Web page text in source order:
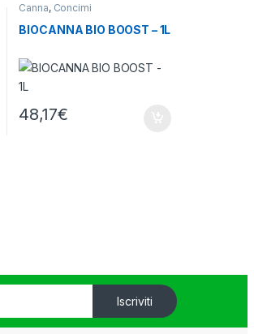
Canna, Concimi
BIOCANNA BIO BOOST – 1L
48,17€
Iscriviti